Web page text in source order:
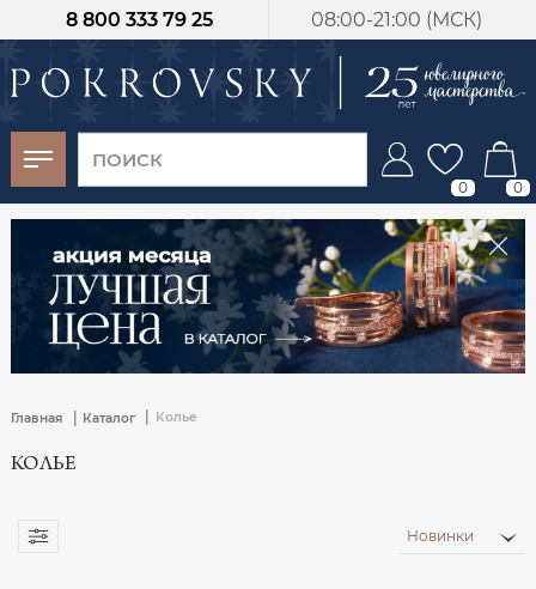
08:00-21:00 (МСК)
8 800 333 79 25
0 0
Главная | Каталог Колье
КОЛЬЕ
Новинки
-30%
от 15 дней с
момента оплаты